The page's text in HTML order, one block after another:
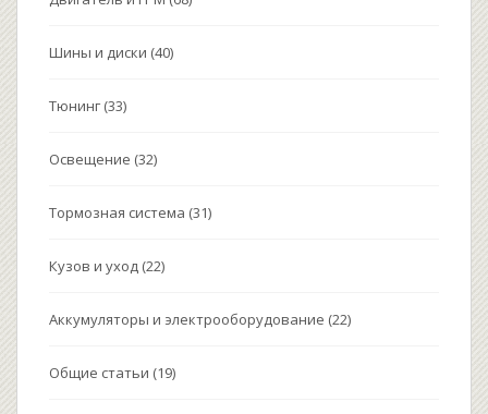
Шины и диски (40)
Тюнинг (33)
Освещение (32)
Тормозная система (31)
Кузов и уход (22)
Аккумуляторы и электрооборудование (22)
Общие статьи (19)